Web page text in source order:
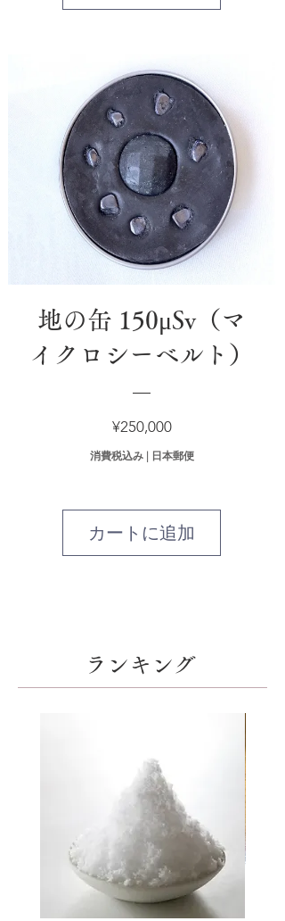
地の缶 150μSv（マ
イクロシーベルト）
¥250,000価
格
消費税込み| 日本郵便
カートに追加
​ランキング